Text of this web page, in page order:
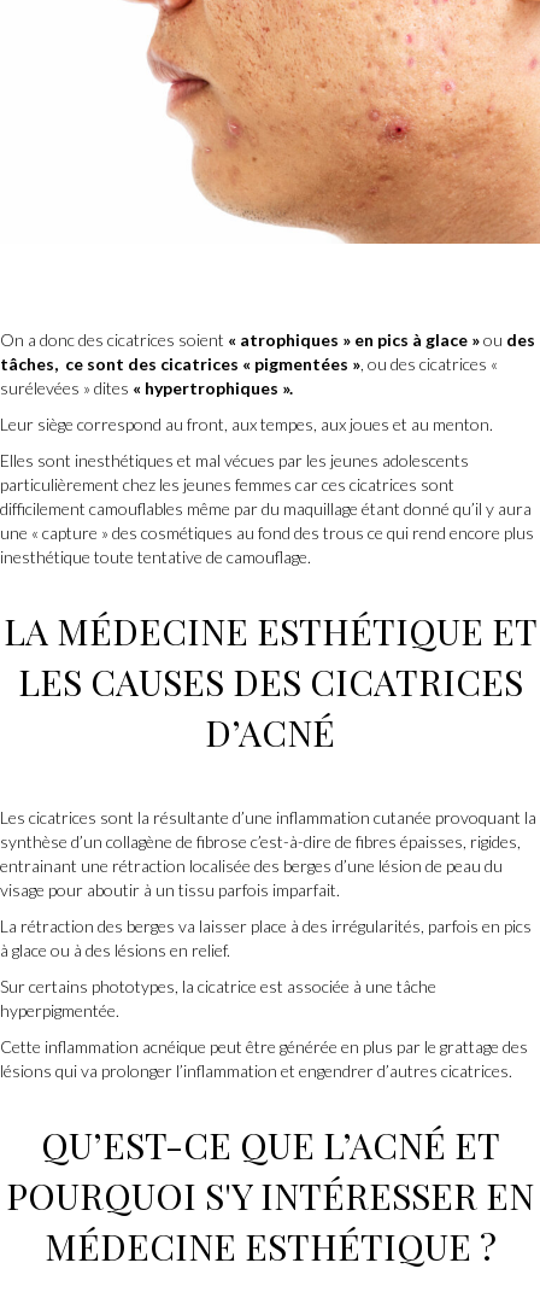
On a donc des cicatrices soient « atrophiques » en pics à glace »ou des
tâches, ce sont des cicatrices « pigmentées », ou des cicatrices «
surélevées » dites « hypertrophiques ».
Leur siège correspond au front, aux tempes, aux joues et au menton.
Elles sont inesthétiques et mal vécues par les jeunes adolescents
particulièrement chez les jeunes femmes car ces cicatrices sont
difficilement camouflables même par du maquillage étant donné qu’il y aura
une « capture » des cosmétiques au fond des trous ce qui rend encore plus
inesthétique toute tentative de camouflage.
LA MÉDECINE ESTHÉTIQUE ET
LES CAUSES DES CICATRICES
D’ACNÉ
Les cicatrices sont la résultante d’une inflammation cutanée provoquant la
synthèse d’un collagène de fibrose c’est-à-dire de fibres épaisses, rigides,
entrainant une rétraction localisée des berges d’une lésion de peau du
visage pour aboutir à un tissu parfois imparfait.
La rétraction des berges va laisser place à des irrégularités, parfois en pics
à glace ou à des lésions en relief.
Sur certains phototypes, la cicatrice est associée à une tâche
hyperpigmentée.
Cette inflammation acnéique peut être générée en plus par le grattage des
lésions qui va prolonger l’inflammation et engendrer d’autres cicatrices.
QU’EST-CE QUE L’ACNÉ ET
POURQUOI S'Y INTÉRESSER EN
MÉDECINE ESTHÉTIQUE ?